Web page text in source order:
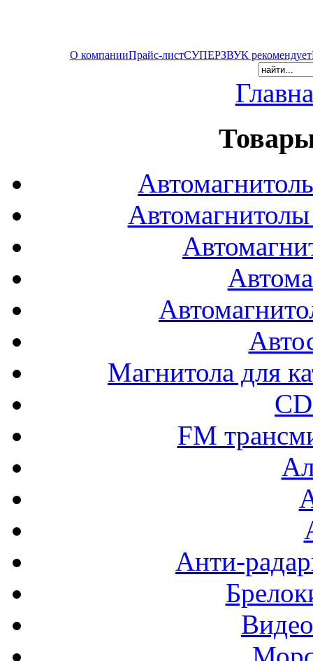
О компанииПрайс-листСУПЕРЗВУК рекомендует
Магнитола для
FM
Анти-